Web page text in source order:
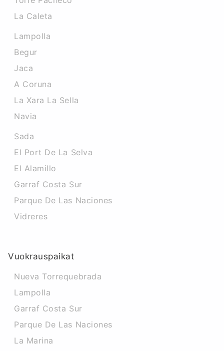
La Caleta
Lampolla
Begur
Jaca
A Coruna
La Xara La Sella
Navia
Sada
El Port De La Selva
El Alamillo
Garraf Costa Sur
Parque De Las Naciones
Vidreres
Vuokrauspaikat
Nueva Torrequebrada
Lampolla
Garraf Costa Sur
Parque De Las Naciones
La Marina